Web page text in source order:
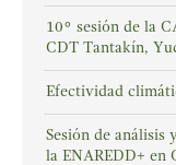
10° sesión de la
CDT Tantakín,
Efectividad
Sesión de análisis
la ENAREDD+ en